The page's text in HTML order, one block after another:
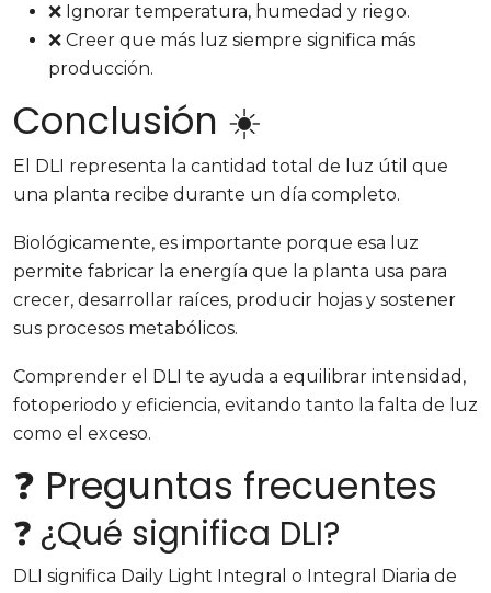
❌ Ignorar temperatura, humedad y riego.
❌ Creer que más luz siempre significa más
producción.
Conclusión ☀️
El DLI representa la cantidad total de luz útil que
una planta recibe durante un día completo.
Biológicamente, es importante porque esa luz
permite fabricar la energía que la planta usa para
crecer, desarrollar raíces, producir hojas y sostener
sus procesos metabólicos.
Comprender el DLI te ayuda a equilibrar intensidad,
fotoperiodo y eficiencia, evitando tanto la falta de luz
como el exceso.
❓ Preguntas frecuentes
❓ ¿Qué significa DLI?
DLI significa Daily Light Integral o Integral Diaria de